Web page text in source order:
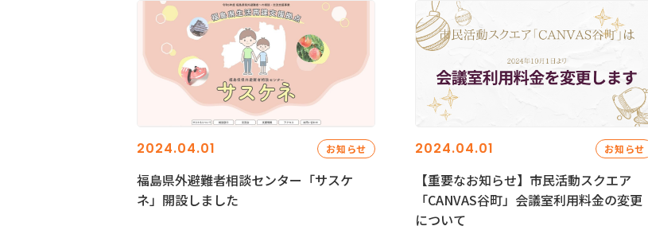
2024.04.01 お知らせ
福島県外避難者相談センター「サスケ
ネ」開設しました
2024.04.01 お知らせ
【重要なお知らせ】市民活動スクエア
「CANVAS谷町」会議室利用料金の変更
について